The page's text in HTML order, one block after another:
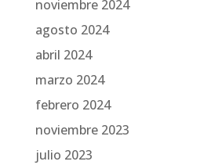
noviembre 2024
agosto 2024
abril 2024
marzo 2024
febrero 2024
noviembre 2023
julio 2023